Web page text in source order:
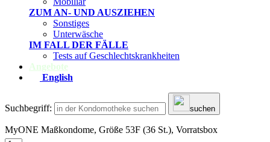
ZUM AN- UND AUSZIEHEN
Sonstiges
Unterwäsche
IM FALL DER FÄLLE
Tests auf Geschlechtskrankheiten
Angebote
English
Suchbegriff: suchen
MyONE Maßkondome, Größe 53F (36 St.), Vorratsbox